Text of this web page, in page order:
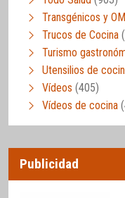
Transgénicos y
Trucos de Cocina
Turismo
Utensilios de
Vídeos (405)
Vídeos de cocina
Publicidad